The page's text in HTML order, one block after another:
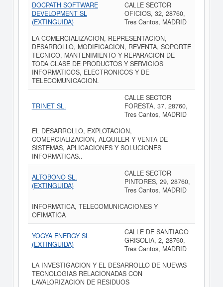
DOCPATH SOFTWARE
DEVELOPMENT SL
(EXTINGUIDA)
CALLE SECTOR
OFICIOS, 32, 28760,
Tres Cantos, MADRID
LA COMERCIALIZACION, REPRESENTACION,
DESARROLLO, MODIFICACION, REVENTA, SOPORTE
TECNICO, MANTENIMIENTO Y REPARACION DE
TODA CLASE DE PRODUCTOS Y SERVICIOS
INFORMATICOS, ELECTRONICOS Y DE
TELECOMUNICACION.
TRINET SL.
CALLE SECTOR
FORESTA, 37, 28760,
Tres Cantos, MADRID
EL DESARROLLO, EXPLOTACION,
COMERCIALIZACION, ALQUILER Y VENTA DE
SISTEMAS, APLICACIONES Y SOLUCIONES
INFORMATICAS..
ALTOBONO SL.
(EXTINGUIDA)
CALLE SECTOR
PINTORES, 29, 28760,
Tres Cantos, MADRID
INFORMATICA, TELECOMUNICACIONES Y
OFIMATICA
YOGYA ENERGY SL
(EXTINGUIDA)
CALLE DE SANTIAGO
GRISOLIA, 2, 28760,
Tres Cantos, MADRID
LA INVESTIGACION Y EL DESARROLLO DE NUEVAS
TECNOLOGIAS RELACIONADAS CON
LAVALORIZACION DE RESIDUOS